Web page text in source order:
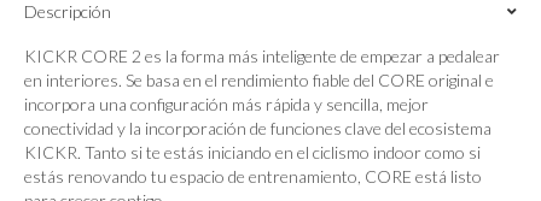
Descripción
KICKR CORE 2 es la forma más inteligente de empezar a pedalear
en interiores. Se basa en el rendimiento fiable del CORE original e
incorpora una configuración más rápida y sencilla, mejor
conectividad y la incorporación de funciones clave del ecosistema
KICKR. Tanto si te estás iniciando en el ciclismo indoor como si
estás renovando tu espacio de entrenamiento, CORE está listo